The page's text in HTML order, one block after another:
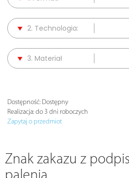
2. Technologia:
3. Materiał
Dostępność: Dostępny
Realizacja: do 3 dni roboczych
Zapytaj o przedmiot
Znak zakazu z